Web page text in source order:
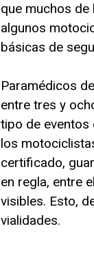
que muchos
algunos
básicas de
Paramédicos
entre tres y
tipo de eventos
los
certificado,
en regla, entre
visibles. Esto,
vialidades.